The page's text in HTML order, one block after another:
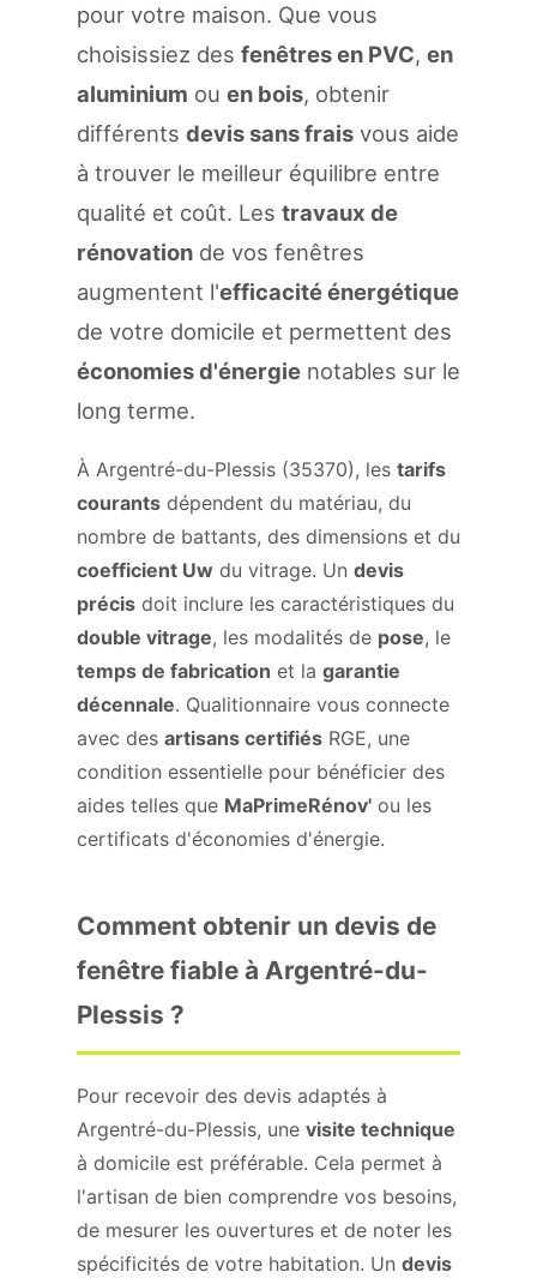
pour votre maison. Que vous
choisissiez des fenêtres en PVC, en
aluminium ou en bois, obtenir
différents devis sans frais vous aide
à trouver le meilleur équilibre entre
qualité et coût. Les travaux de
rénovation de vos fenêtres
augmentent l'efficacité énergétique
de votre domicile et permettent des
économies d'énergie notables sur le
long terme.
À Argentré-du-Plessis (35370), les tarifs
courants dépendent du matériau, du
nombre de battants, des dimensions et du
coefficient Uw du vitrage. Un devis
précis doit inclure les caractéristiques du
double vitrage, les modalités de pose, le
temps de fabrication et la garantie
décennale. Qualitionnaire vous connecte
avec des artisans certifiés RGE, une
condition essentielle pour bénéficier des
aides telles que MaPrimeRénov' ou les
certificats d'économies d'énergie.
Comment obtenir un devis de
fenêtre fiable à Argentré-du-
Plessis ?
Pour recevoir des devis adaptés à
Argentré-du-Plessis, une visite technique
à domicile est préférable. Cela permet à
l'artisan de bien comprendre vos besoins,
de mesurer les ouvertures et de noter les
spécificités de votre habitation. Un devis